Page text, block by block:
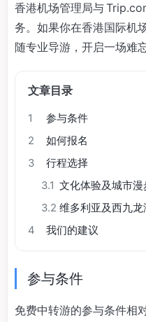
香港机场管理局与
务。如果你在香港国际机
随专业导游，开启一场难
文章目录
1
参与条件
2
如何报名
3
行程选择
3.1 文化体验及城市漫
3.2 维多利亚及西九龙
4
我们的建议
参与条件
免费中转游的参与条件相